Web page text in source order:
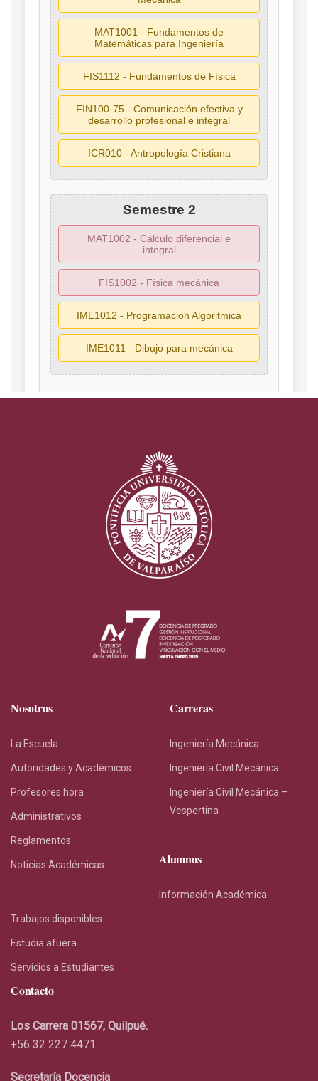
Nosotros
La Escuela
Autoridades y Académicos
Profesores hora
Administrativos
Reglamentos
Noticias Académicas
Carreras
Ingeniería Mecánica
Ingeniería Civil Mecánica
Ingeniería Civil Mecánica –
Vespertina
Alumnos
Información Académica
Trabajos disponibles
Estudia afuera
Servicios a Estudiantes
Contacto
Los Carrera 01567, Quilpué.
+56 32 227 4471
Secretaría Docencia